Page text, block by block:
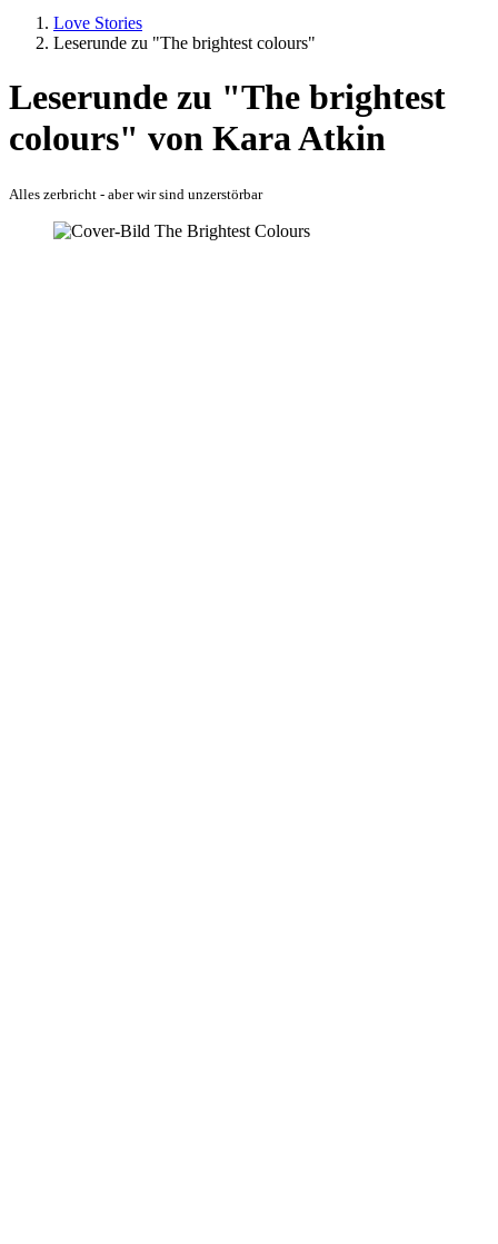
Love Stories
Leserunde zu "The brightest colours"
Leserunde zu "The brightest
colours" von Kara Atkin
Alles zerbricht - aber wir sind unzerstörbar